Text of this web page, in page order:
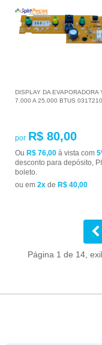
DISPLAY DA EVAPORADORA
7.000 A 25.000 BTUS
por R$ 80,00
Ou R$ 76,00 à vista com
desconto para depósito,
boleto.
ou em 2x de R$ 40,00
Página 1 de 14,